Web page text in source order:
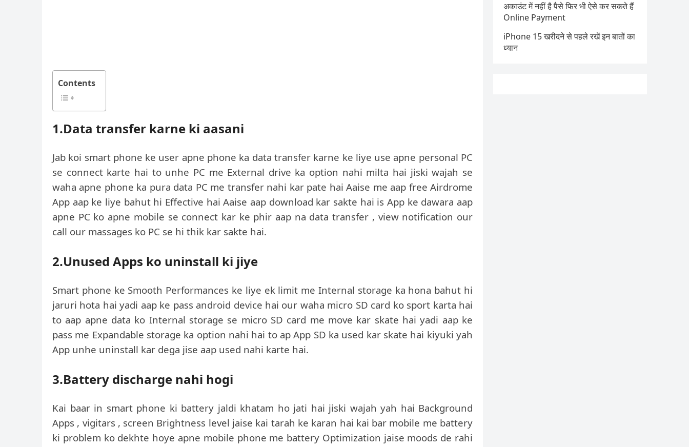
Contents
1.Data transfer karne ki aasani
Jab koi smart phone ke user apne phone ka data transfer karne ke liye use apne personal PC
se connect karte hai to unhe PC me External drive ka option nahi milta hai jiski wajah se
waha apne phone ka pura data PC me transfer nahi kar pate hai Aaise me aap free Airdrome
App aap ke liye bahut hi Effective hai Aaise aap download kar sakte hai is App ke dawara aap
apne PC ko apne mobile se connect kar ke phir aap na data transfer , view notification our
call our massages ko PC se hi thik kar sakte hai.
2.Unused Apps ko uninstall ki jiye
Smart phone ke Smooth Performances ke liye ek limit me Internal storage ka hona bahut hi
jaruri hota hai yadi aap ke pass android device hai our waha micro SD card ko sport karta hai
to aap apne data ko Internal storage se micro SD card me move kar skate hai yadi aap ke
pass me Expandable storage ka option nahi hai to ap App SD ka used kar skate hai kiyuki yah
App unhe uninstall kar dega jise aap used nahi karte hai.
3.Battery discharge nahi hogi
Kai baar in smart phone ki battery jaldi khatam ho jati hai jiski wajah yah hai Background
Apps , vigitars , screen Brightness level jaise kai tarah ke karan hai kai bar mobile me battery
ki problem ko dekhte hoye apne mobile phone me battery Optimization jaise moods de rahi
अकाउंट में नहीं है पैसे फिर भी ऐसे कर सकते हैं
Online Payment
iPhone 15 खरीदने से पहले रखें इन बातों का
ध्यान